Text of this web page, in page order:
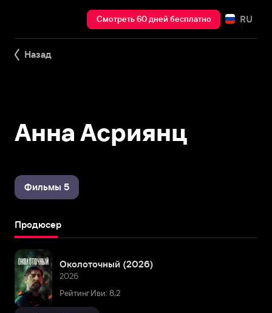
Смотреть 60 дней бесплатно RU
Назад
Анна Асриянц
Фильмы 5
Продюсер
Околоточный (2026)
2026
Рейтинг Иви: 8,2